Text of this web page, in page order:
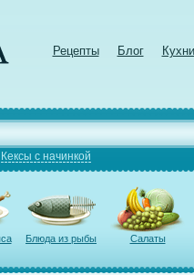
Рецепты Блог
Кексы с начинкой
Блюда из рыбы Салаты